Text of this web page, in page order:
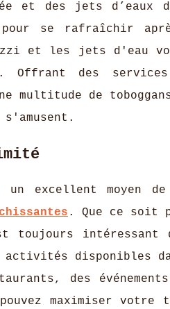
et des jets d’eaux
se rafraîchir
et les jets d'eau
Offrant des services
multitude de
excellent moyen
. Que ce soit
toujours intéressant
disponibles
des
maximiser votre